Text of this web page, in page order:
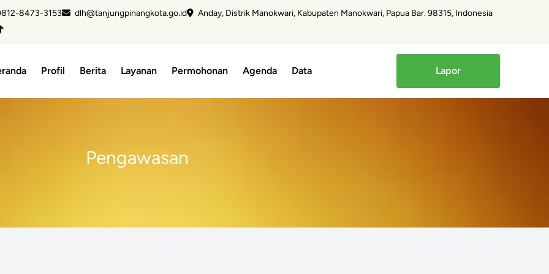
8473-3153 dlh@tanjungpinangkota.go.id Anday, Distrik Manokwari, Kabupaten Manokwari, Papua Bar. 98315, Indonesia
Profil Berita Layanan Permohonan Agenda Data Lapor
Pengawasan